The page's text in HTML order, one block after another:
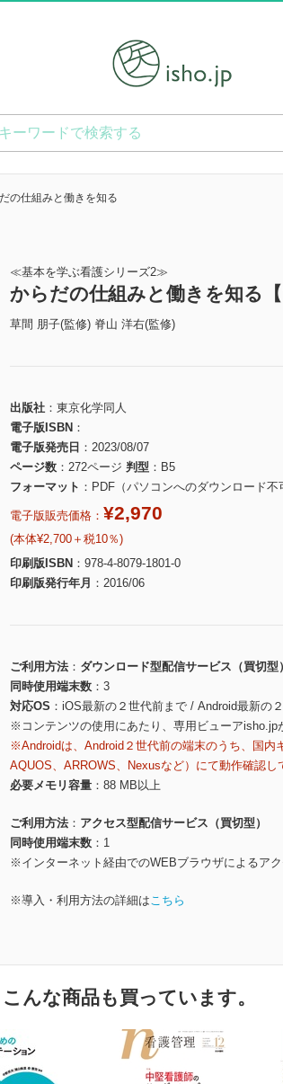
の仕組みと働きを知る
≪基本を学ぶ看護シリーズ2≫
からだの仕組みと働きを知る【
草間 朋子(監修) 脊山 洋右(監修)
出版社
東京化学同人
電子版ISBN
電子版発売日
2023/08/07
ページ数
272ページ 判型
B5
フォーマット
PDF（パソコンへのダウンロード不
電子版販売価格： ¥2,970
(本体¥2,700＋税10％)
印刷版ISBN
978-4-8079-1801-0
印刷版発行年月
2016/06
ご利用方法
ダウンロード型配信サービス（買切型）
同時使用端末数
3
対応OS
iOS最新の２世代前まで / Android最新の
※コンテンツの使用にあたり、専用ビューアisho.jp
※Androidは、Android２世代前の端末のうち、国内
AQUOS、ARROWS、Nexusなど）にて動作確認し
必要メモリ容量
88 MB以上
ご利用方法
アクセス型配信サービス（買切型）
同時使用端末数
1
※インターネット経由でのWEBブラウザによるア
※導入・利用方法の詳細はこちら
んな商品も買っています。